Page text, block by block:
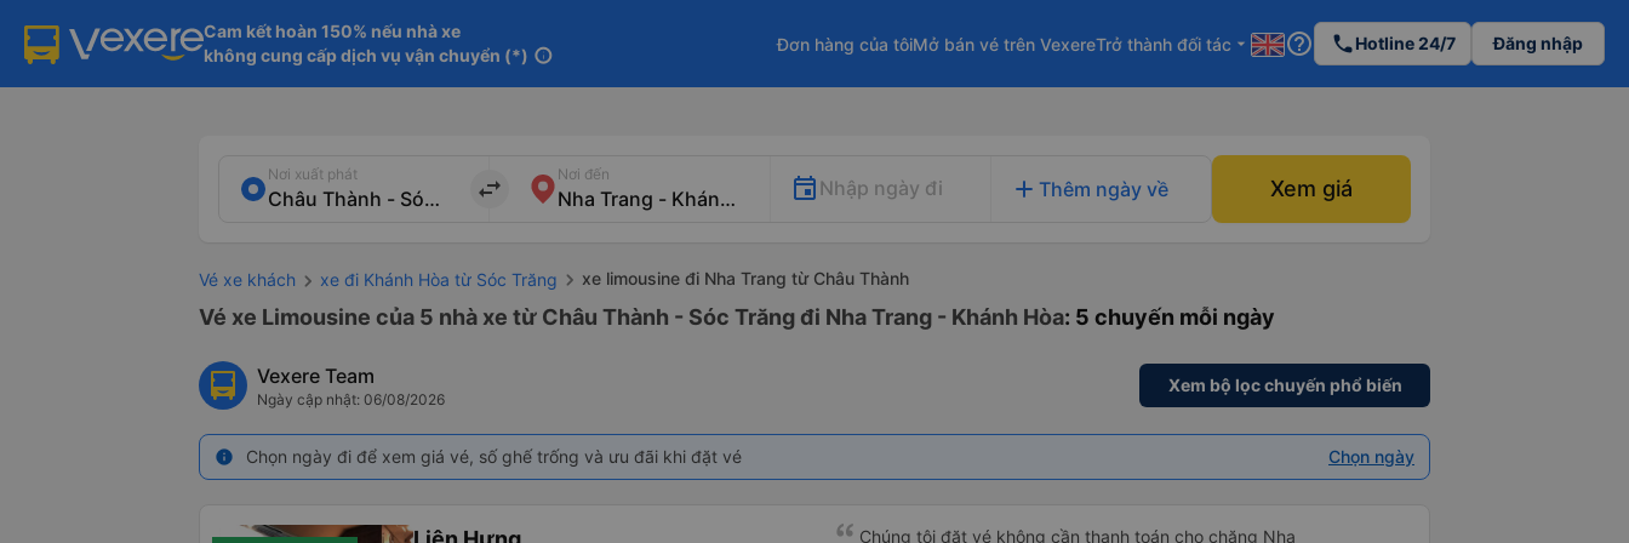
Cam kết hoàn 150% nếu nhà xe
không cung cấp dịch vụ vận chuyển (*) info
Đơn hàng của tôiMở bán vé trên VexereTrở thành đối tác arrow_drop_down help_outline phoneHotline 24/7 Đăng nhập
Nơi xuất phát
import_export
Nơi đến
Nhập ngày đi add Thêm ngày về Xem giá
Vé xe khách xe đi Khánh Hòa từ Sóc Trăng xe limousine đi Nha Trang từ Châu Thành
Vé xe Limousine của 5 nhà xe từ Châu Thành - Sóc Trăng đi Nha Trang - Khánh Hòa: 5 chuyến mỗi ngày
Vexere Team
Ngày cập nhật: 06/08/2026
Xem bộ lọc chuyến phổ biến
info Chọn ngày đi để xem giá vé, số ghế trống và ưu đãi khi đặt vé Chọn ngày
Chúng tôi đặt vé không cần thanh toán cho chặng Nha